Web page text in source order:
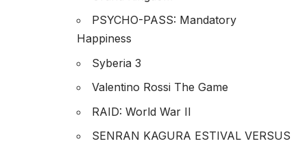
PSYCHO-PASS: Mandatory
Happiness
Syberia 3
Valentino Rossi The Game
RAID: World War II
SENRAN KAGURA ESTIVAL VERSUS